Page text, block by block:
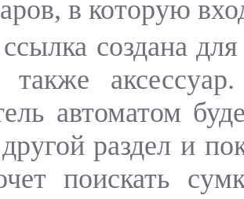
в которую
создана
аксессуар.
автоматом
раздел и
поискать